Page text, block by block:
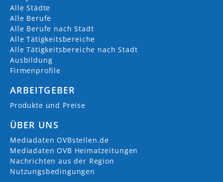
Alle Städte
Alle Berufe
Alle Berufe nach Stadt
Alle Tätigkeitsbereiche
Alle Tätigkeitsbereiche nach Stadt
Ausbildung
Firmenprofile
ARBEITGEBER
Produkte und Preise
ÜBER UNS
Mediadaten OVBstellen.de
Mediadaten OVB Heimatzeitungen
Nachrichten aus der Region
Nutzungsbedingungen